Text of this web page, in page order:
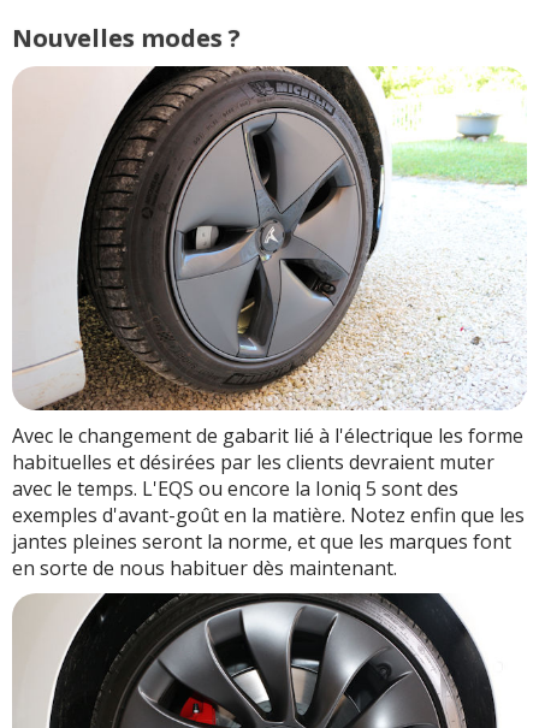
Nouvelles modes ?
Avec le changement de gabarit lié à l'électrique les forme
habituelles et désirées par les clients devraient muter
avec le temps. L'EQS ou encore la Ioniq 5 sont des
exemples d'avant-goût en la matière. Notez enfin que les
jantes pleines seront la norme, et que les marques font
en sorte de nous habituer dès maintenant.